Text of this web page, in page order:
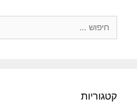
קטגוריות